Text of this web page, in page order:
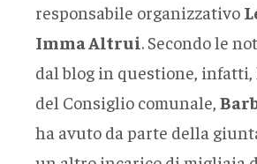
responsabile organizzativo
Imma Altrui. Secondo le
dal blog in questione,
del Consiglio comunale,
ha avuto da parte della